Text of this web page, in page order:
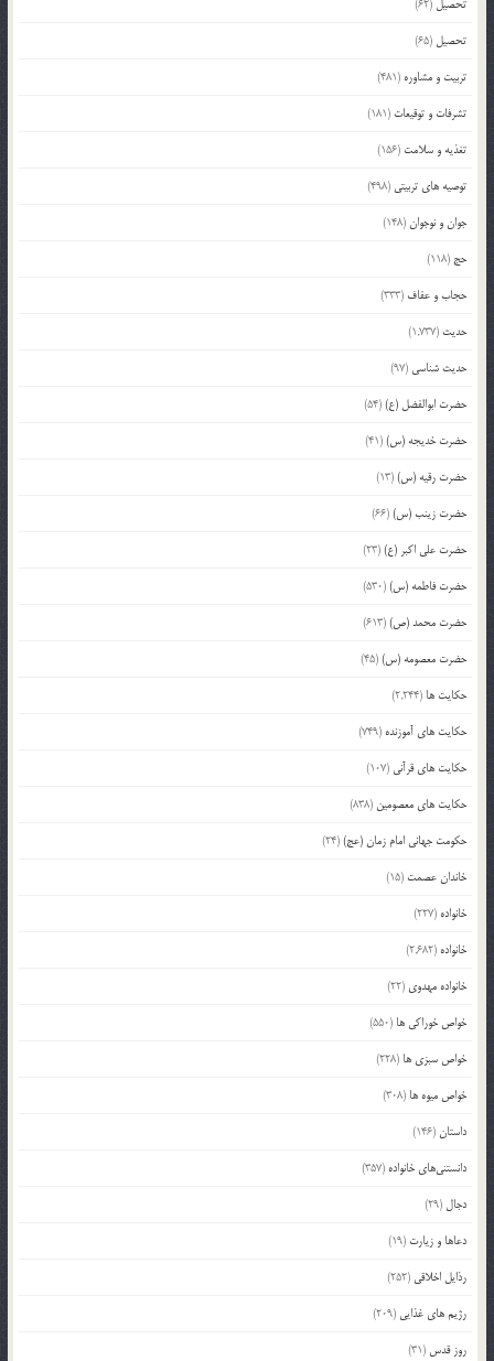
تحصیل (62)
تحصیل (65)
تربیت و مشاوره (481)
تشرفات و توقیعات (181)
تغذیه و سلامت (156)
توصیه های تربیتی (498)
جوان و نوجوان(148)
حج (118)
حجاب و عفاف (333)
حدیث (1,737)
حدیث شناسی (97)
حضرت ابوالفضل (ع)(54)
حضرت خدیجه (س)(41)
حضرت رقیه (س)(13)
حضرت زینب (س)(66)
حضرت علی اکبر (ع)(23)
حضرت فاطمه (س)(530)
حضرت محمد (ص)(613)
حضرت معصومه (س)(45)
حکایت ها (2,244)
حکایت های آموزنده (749)
حکایت های قرآنی (107)
حکایت های معصومین (838)
حکومت جهانی امام زمان (عج)(24)
خاندان عصمت (15)
خانواده (227)
خانواده (2,682)
خانواده مهدوی (22)
خواص خوراکی ها (550)
خواص سبزی ها (228)
خواص میوه ها (308)
داستان(146)
دانستنی‌های خانواده (357)
دجال (29)
دعاها و زیارت (19)
رذایل اخلاقی (252)
رژیم های غذایی (209)
روز قدس (31)